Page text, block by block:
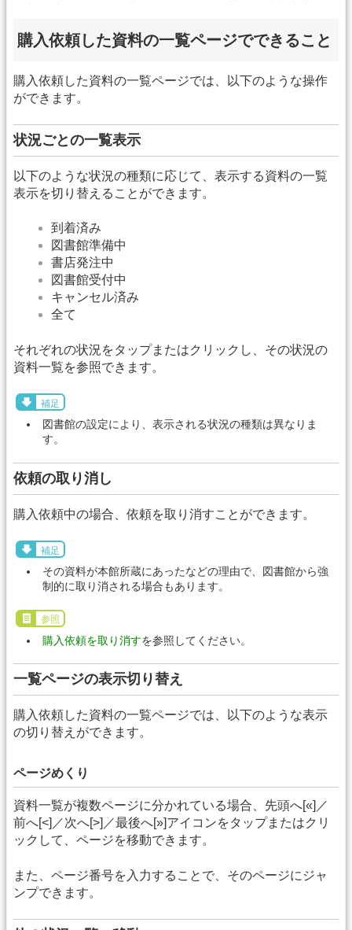
購入依頼した資料の一覧ページでできること
購入依頼した資料の一覧ページでは、以下のような操作
ができます。
状況ごとの一覧表示
以下のような状況の種類に応じて、表示する資料の一覧
表示を切り替えることができます。
到着済み
図書館準備中
書店発注中
図書館受付中
キャンセル済み
全て
それぞれの状況をタップまたはクリックし、その状況の
資料一覧を参照できます。
補足
図書館の設定により、表示される状況の種類は異なりま
す。
依頼の取り消し
購入依頼中の場合、依頼を取り消すことができます。
補足
その資料が本館所蔵にあったなどの理由で、図書館から強
制的に取り消される場合もあります。
参照
購入依頼を取り消すを参照してください。
一覧ページの表示切り替え
購入依頼した資料の一覧ページでは、以下のような表示
の切り替えができます。
ページめくり
資料一覧が複数ページに分かれている場合、先頭へ[«]／
前へ[<]／次へ[>]／最後へ[»]アイコンをタップまたはクリ
ックして、ページを移動できます。
また、ページ番号を入力することで、そのページにジャ
ンプできます。